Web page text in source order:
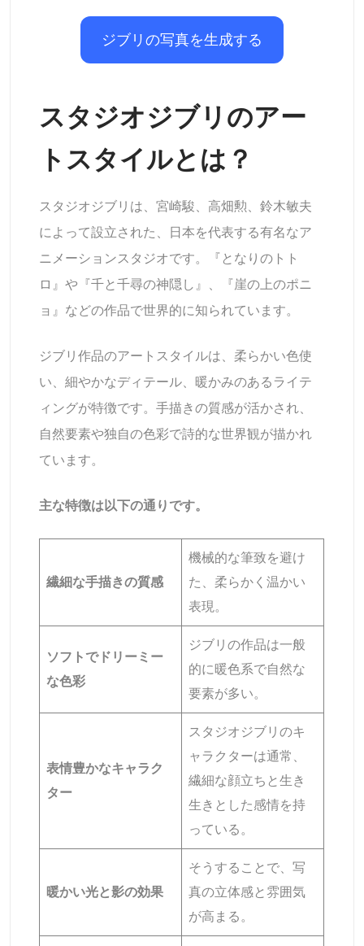
AIヘッドショットジェネレーター
ビデオツール
ビデオエフェクト
動画ウォーターマーク削除ツール
ジブリの写真を生成する
スタジオジブリのアー
トスタイルとは？
スタジオジブリは、宮崎駿、高畑勲、鈴木敏夫
によって設立された、日本を代表する有名なア
ニメーションスタジオです。『となりのトト
ロ』や『千と千尋の神隠し』、『崖の上のポニ
ョ』などの作品で世界的に知られています。
ジブリ作品のアートスタイルは、柔らかい色使
い、細やかなディテール、暖かみのあるライテ
ィングが特徴です。手描きの質感が活かされ、
自然要素や独自の色彩で詩的な世界観が描かれ
ています。
主な特徴は以下の通りです。
繊細な手描きの質感
機械的な筆致を避け
た、柔らかく温かい
表現。
ソフトでドリーミー
な色彩
ジブリの作品は一般
的に暖色系で自然な
要素が多い。
表情豊かなキャラク
ター
スタジオジブリのキ
ャラクターは通常、
繊細な顔立ちと生き
生きとした感情を持
っている。
暖かい光と影の効果
そうすることで、写
真の立体感と雰囲気
が高まる。